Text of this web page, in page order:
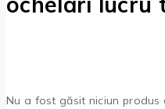
Nu a fost găsit niciun produs